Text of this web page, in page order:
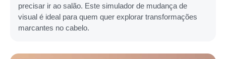
precisar ir ao salão. Este simulador de mudança de
visual é ideal para quem quer explorar transformações
marcantes no cabelo.